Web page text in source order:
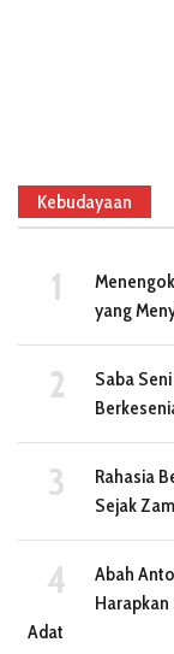
Kebudayaan
yang
Saba
Rahasia
Sejak
Abah
Harapkan
Adat